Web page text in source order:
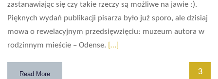
zastanawiając się czy takie rzeczy są możliwe na jawie :).
Pięknych wydań publikacji pisarza było już sporo, ale dzisiaj
mowa o rewelacyjnym przedsięwzięciu: muzeum autora w
rodzinnym mieście – Odense. […]
Read More 3